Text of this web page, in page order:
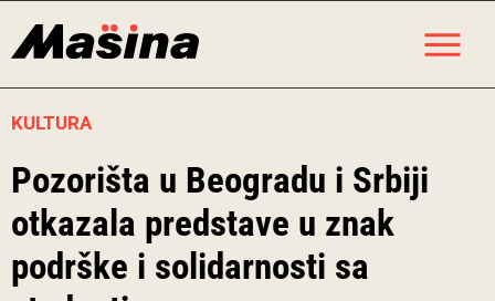
KULTURA
Pozorišta u Beogradu i Srbiji
otkazala predstave u znak
podrške i solidarnosti sa